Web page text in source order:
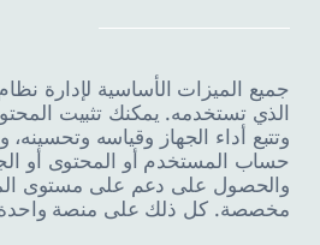
جميع الميزات الأساسية لإدارة
الذي تستخدمه. يمكنك تثبيت
وتتبع أداء الجهاز وقياسه
حساب المستخدم أو المحتوى أو
والحصول على دعم على مستوى
مخصصة. كل ذلك على منصة واحدة